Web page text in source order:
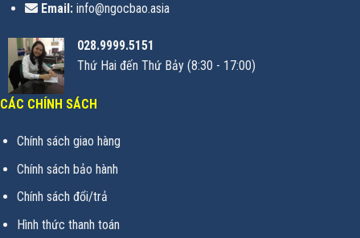
Email:info@ngocbao.asia
028.9999.5151
Thứ Hai đến Thứ Bảy (8:30 - 17:00)
CÁC CHÍNH SÁCH
Chính sách giao hàng
Chính sách bảo hành
Chính sách đổi/trả
Hình thức thanh toán